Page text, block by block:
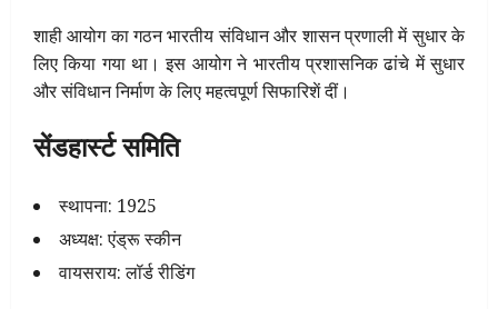
शाही आयोग का गठन भारतीय संविधान और शासन प्रणाली में सुधार के
लिए किया गया था। इस आयोग ने भारतीय प्रशासनिक ढांचे में सुधार
और संविधान निर्माण के लिए महत्वपूर्ण सिफारिशें दीं।
सेंडहार्स्ट समिति
स्थापना: 1925
अध्यक्ष: एंड्रू स्कीन
वायसराय: लॉर्ड रीडिंग